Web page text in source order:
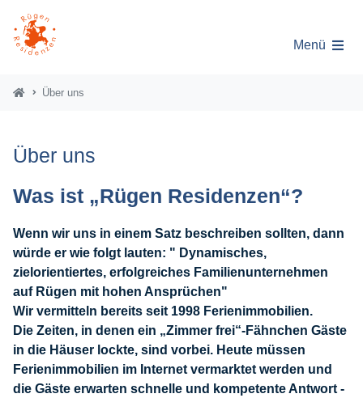
Menü
Über uns
Über uns
Was ist „Rügen Residenzen“?
Wenn wir uns in einem Satz beschreiben sollten, dann
würde er wie folgt lauten: " Dynamisches,
zielorientiertes, erfolgreiches Familienunternehmen
auf Rügen mit hohen Ansprüchen"
Wir vermitteln bereits seit 1998 Ferienimmobilien.
Die Zeiten, in denen ein „Zimmer frei“-Fähnchen Gäste
in die Häuser lockte, sind vorbei. Heute müssen
Ferienimmobilien im Internet vermarktet werden und
die Gäste erwarten schnelle und kompetente Antwort -